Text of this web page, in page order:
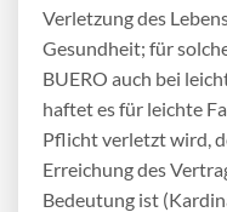
Verletzung des
Gesundheit; für
BUERO auch bei
haftet es für leichte
Pflicht verletzt wird,
Erreichung des
Bedeutung ist